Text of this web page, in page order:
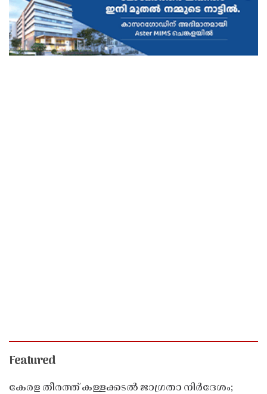
Featured
കേരള തീരത്ത് കള്ളക്കടൽ ജാഗ്രതാ നിർദേശം;